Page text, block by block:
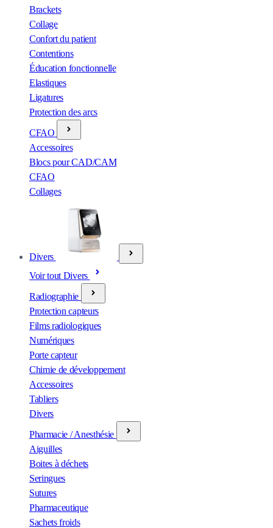
Brackets
Collage
Confort du patient
Contentions
Éducation fonctionnelle
Elastiques
Ligatures
Protection des arcs
CFAO
Accessoires
Blocs pour CAD/CAM
CFAO
Collages
Divers
Voir tout Divers
Radiographie
Protection capteurs
Films radiologiques
Numériques
Porte capteur
Chimie de développement
Accessoires
Tabliers
Divers
Pharmacie / Anesthésie
Aiguilles
Boites à déchets
Seringues
Sutures
Pharmaceutique
Sachets froids